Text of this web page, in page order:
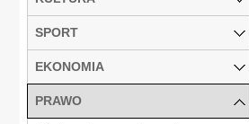
SPORT
EKONOMIA
PRAWO